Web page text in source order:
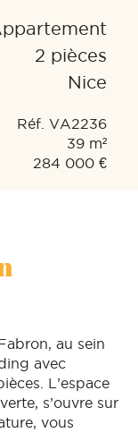
2 pièces
Nice
Réf. VA2236
39 m²
284 000 €
au sein
avec
L’espace
s’ouvre sur
vous